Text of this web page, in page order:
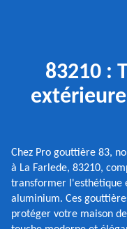
83210 :
Chez Pro gouttière 83,
à La Farlede, 83210,
transformer l'esthétique
aluminium. Ces
protéger votre maison